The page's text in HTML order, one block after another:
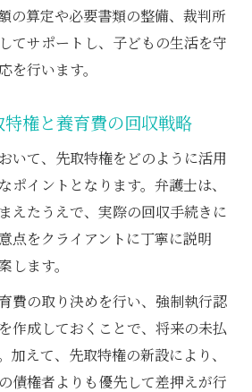
の算定や必要書類の整備、裁判所
てサポートし、子どもの生活を守
を行います。
権と養育費の回収戦略
いて、先取特権をどのように活用
ポイントとなります。弁護士は、
えたうえで、実際の回収手続きに
点をクライアントに丁寧に説明
します。
費の取り決めを行い、強制執行認
作成しておくことで、将来の未払
加えて、先取特権の新設により、
債権者よりも優先して差押えが行